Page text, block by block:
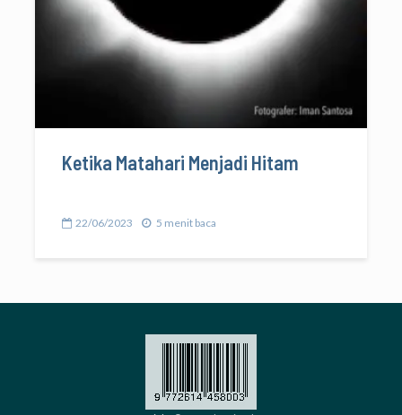
Ketika Matahari Menjadi Hitam
22/06/2023 5 menit baca